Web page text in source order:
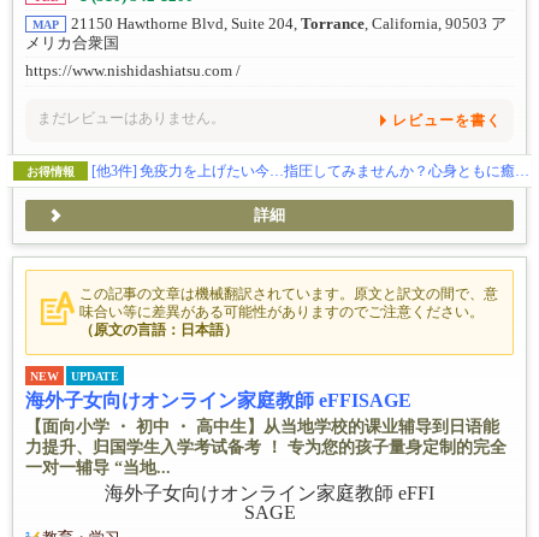
MAP 21150 Hawthorne Blvd, Suite 204, Torrance, California, 90503 ア
メリカ合衆国
https://www.nishidashiatsu.com /
まだレビューはありません。 レビューを書く
お得情報 [他3件] 免疫力を上げたい今…指圧してみませんか？心身ともに癒されてみたい方、ぜひお試ください。指圧の効果を実感してください！
詳細
この記事の文章は機械翻訳されています。原文と訳文の間で、意
味合い等に差異がある可能性がありますのでご注意ください。
（原文の言語：日本語）
NEW UPDATE
海外子女向けオンライン家庭教師 eFFISAGE
【面向小学 ・ 初中 ・ 高中生】从当地学校的课业辅导到日语能
力提升、归国学生入学考试备考 ！ 专为您的孩子量身定制的完全
一对一辅导 “当地...